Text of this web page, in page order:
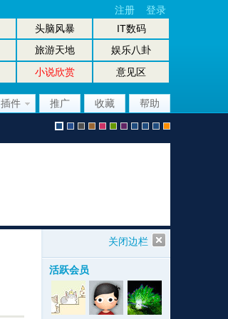
头脑风暴
IT数码
旅游天地
娱乐八卦
小说欣赏
意见区
注册 登录
插件 推广 收藏 帮助
认
风
l
u
r
a
r
o
i
n
r
e
u 坛
风
大
镜
坛
办
机
关闭边栏
活跃会员